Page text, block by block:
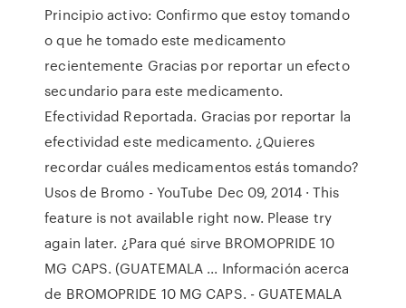
Principio activo: Confirmo que estoy tomando
o que he tomado este medicamento
recientemente Gracias por reportar un efecto
secundario para este medicamento.
Efectividad Reportada. Gracias por reportar la
efectividad este medicamento. ¿Quieres
recordar cuáles medicamentos estás tomando?
Usos de Bromo - YouTube Dec 09, 2014 · This
feature is not available right now. Please try
again later. ¿Para qué sirve BROMOPRIDE 10
MG CAPS. (GUATEMALA ... Información acerca
de BROMOPRIDE 10 MG CAPS. - GUATEMALA